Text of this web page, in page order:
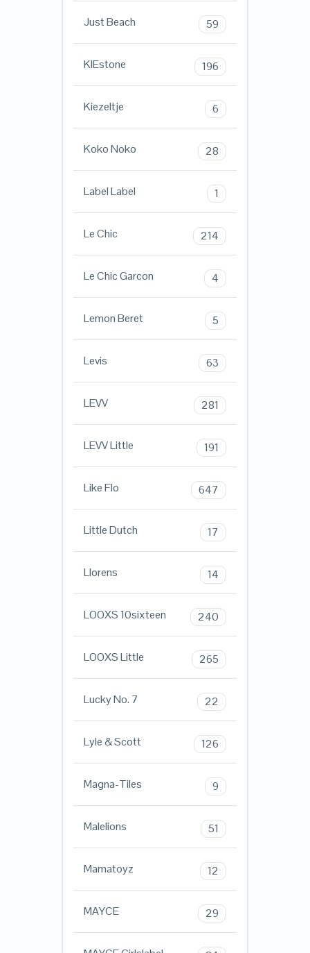
Just Beach 59
KIEstone 196
Kiezeltje 6
Koko Noko 28
Label Label 1
Le Chic 214
Le Chic Garcon 4
Lemon Beret 5
Levis 63
LEVV 281
LEVV Little 191
Like Flo 647
Little Dutch 17
Llorens 14
LOOXS 10sixteen 240
LOOXS Little 265
Lucky No. 7 22
Lyle & Scott 126
Magna-Tiles 9
Malelions 51
Mamatoyz 12
MAYCE 29